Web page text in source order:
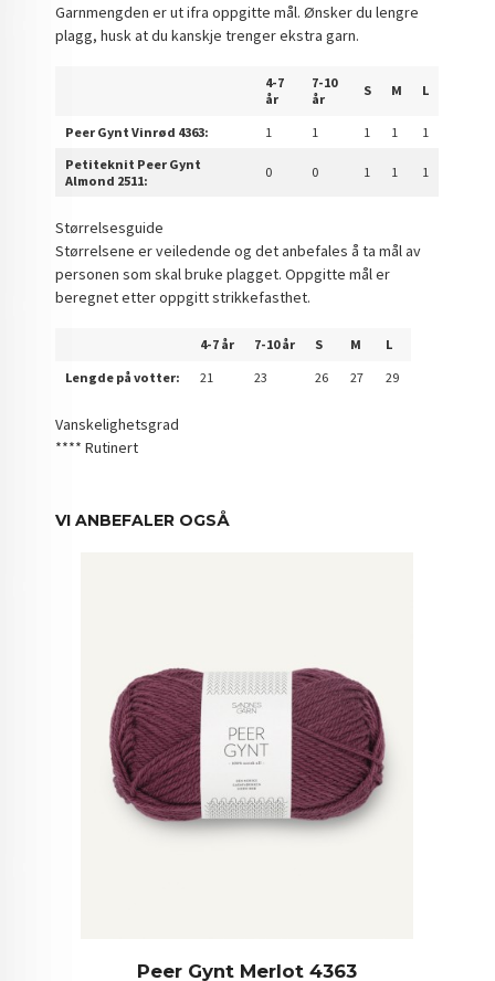
Garnmengden er ut ifra oppgitte mål. Ønsker du lengre
plagg, husk at du kanskje trenger ekstra garn.
4-7
år
7-10
år
S M L
Peer Gynt Vinrød 4363: 1 1 1 1
1
Petiteknit Peer Gynt
Almond 2511:
0 0 1 1 1
Størrelsesguide
Størrelsene er veiledende og det anbefales å ta mål av
personen som skal bruke plagget. Oppgitte mål er
beregnet etter oppgitt strikkefasthet.
4-7 år 7-10 år S M
L
Lengde på votter:
21 23 26 27 29
Vanskelighetsgrad
**** Rutinert
VI ANBEFALER OGSÅ
Peer Gynt Merlot 4363